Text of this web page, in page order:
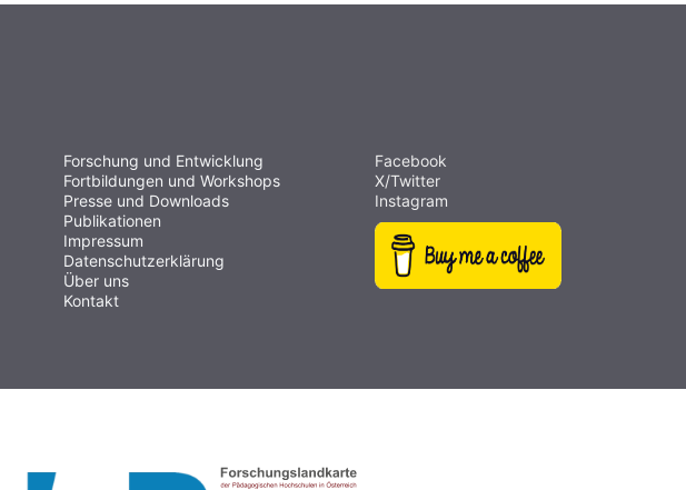
Forschung und Entwicklung
Fortbildungen und Workshops
Presse und Downloads
Publikationen
Impressum
Datenschutzerklärung
Über uns
Kontakt
Facebook
X/Twitter
Instagram